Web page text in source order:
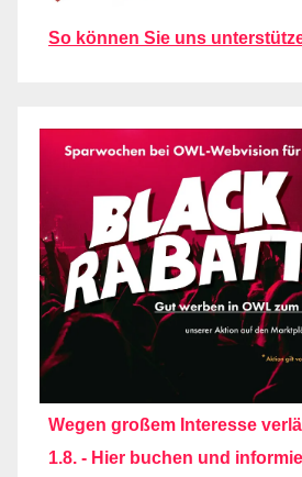
So können Sie uns
Wegen großem Interesse
1.8. - Hier buchen und